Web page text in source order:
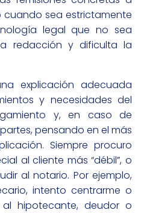
cuando sea estrictamente
legal que no sea
redacción y dificulta la
explicación adecuada
y necesidades del
y, en caso de
pensando en el más
Siempre procuro
al cliente más “débil”, o
al notario. Por ejemplo,
intento centrarme o
hipotecante, deudor o